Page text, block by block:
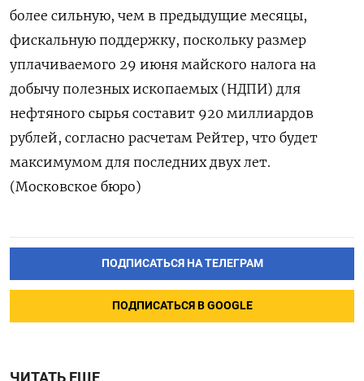
более сильную, чем в предыдущие месяцы,
фискальную поддержку, поскольку размер
уплачиваемого 29 июня майского ​налога на
добычу полезных ископаемых (НДПИ) для
нефтяного сырья составит 920 миллиардов
рублей, согласно ‌расчетам Рейтер, что будет
максимумом для последних двух лет.
(Московское бюро)
ПОДПИСАТЬСЯ НА ТЕЛЕГРАМ
ПОДПИСАТЬСЯ В GOOGLE
ЧИТАТЬ ЕЩЕ